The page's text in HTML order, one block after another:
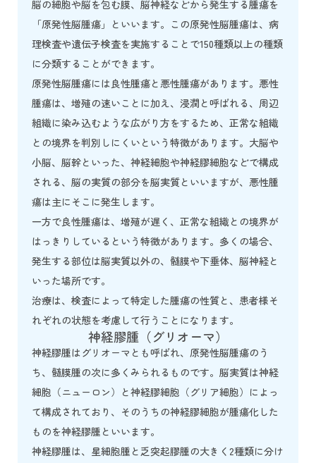
脳の細胞や脳を包む膜、脳神経などから発生する腫瘍を
「原発性脳腫瘍」といいます。この原発性脳腫瘍は、病
理検査や遺伝子検査を実施することで150種類以上の種類
に分類することができます。
原発性脳腫瘍には良性腫瘍と悪性腫瘍があります。悪性
腫瘍は、増殖の速いことに加え、浸潤と呼ばれる、周辺
組織に染み込むような広がり方をするため、正常な組織
との境界を判別しにくいという特徴があります。大脳や
小脳、脳幹といった、神経細胞や神経膠細胞などで構成
される、脳の実質の部分を脳実質といいますが、悪性腫
瘍は主にそこに発生します。
一方で良性腫瘍は、増殖が遅く、正常な組織との境界が
はっきりしているという特徴があります。多くの場合、
発生する部位は脳実質以外の、髄膜や下垂体、脳神経と
いった場所です。
治療は、検査によって特定した腫瘍の性質と、患者様そ
れぞれの状態を考慮して行うことになります。
神経膠腫（グリオーマ）
神経膠腫はグリオーマとも呼ばれ、原発性脳腫瘍のう
ち、髄膜腫の次に多くみられるものです。脳実質は神経
細胞（ニューロン）と神経膠細胞（グリア細胞）によっ
て構成されており、そのうちの神経膠細胞が腫瘍化した
ものを神経膠腫といいます。
神経膠腫は、星細胞腫と乏突起膠腫の大きく2種類に分け